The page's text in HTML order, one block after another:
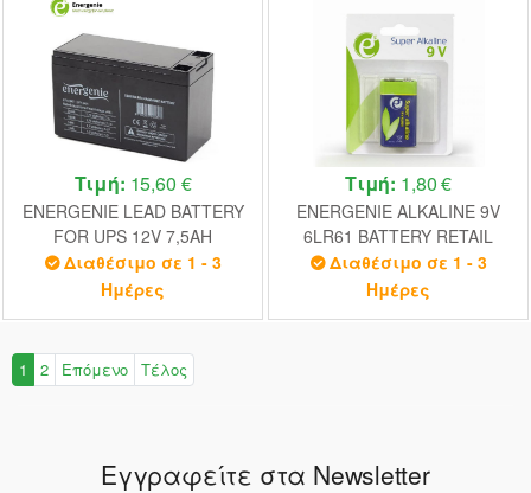
Τιμή: 15,60 €
ENERGENIE LEAD BATTERY
FOR UPS 12V 7,5AH
Διαθέσιμο σε 1 - 3
Ημέρες
Τιμή: 1,80 €
ENERGENIE ALKALINE 9V
6LR61 BATTERY RETAIL
PACK
Διαθέσιμο σε 1 - 3
Ημέρες
1 2 Επόμενο Τέλος
Εγγραφείτε στα Newsletter